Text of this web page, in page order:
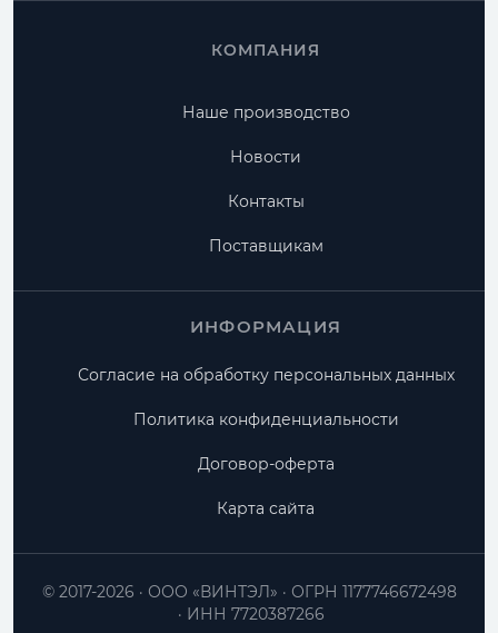
КОМПАНИЯ
Наше производство
Новости
Контакты
Поставщикам
ИНФОРМАЦИЯ
Согласие на обработку персональных данных
Политика конфиденциальности
Договор-оферта
Карта сайта
ООО «ВИНТЭЛ»
ОГРН 1177746672498
ИНН 7720387266
© 2017-2026